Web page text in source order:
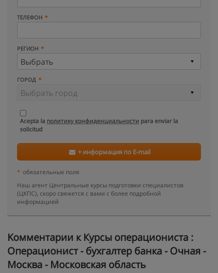
ТЕЛЕФОН
РЕГИОН
ГОРОД
Acepta la политику конфиденциальности para enviar la
solicitud
+ информация по E-mail
* обязательные поля
Наш агент Центральные курсы подготовки специалистов
(ЦКПС), скоро свяжется с вами с более подробной
информацией
Kомментарии к Курсы операциониста :
Операционист - бухгалтер банка - Очная -
Москва - Московская область